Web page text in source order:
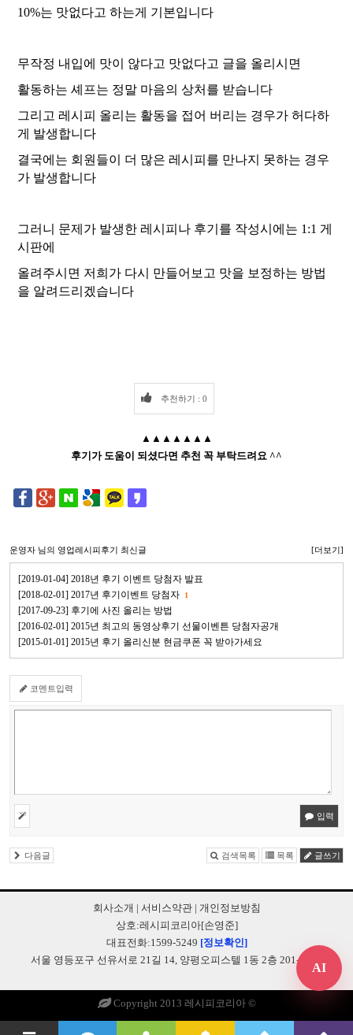
10%는 맛없다고 하는게 기본입니다
무작정 내입에 맛이 않다고 맛없다고 글을 올리시면
활동하는 셰프는 정말 마음의 상처를 받습니다
그리고 레시피 올리는 활동을 접어 버리는 경우가 허다하
게 발생합니다
결국에는 회원들이 더 많은 레시피를 만나지 못하는 경우
가 발생합니다
그러니 문제가 발생한 레시피나 후기를 작성시에는 1:1 게
시판에
올려주시면 저희가 다시 만들어보고 맛을 보정하는 방법
을 알려드리겠습니다
추천하기 : 0
▲▲▲▲▲▲▲
후기가 도움이 되셨다면 추천 꼭 부탁드려요 ^^
운영자 님의 영업레시피후기 최신글 [더보기]
[2019-01-04] 2018년 후기 이벤트 당첨자 발표
[2018-02-01] 2017년 후기이벤트 당첨자
1
[2017-09-23] 후기에 사진 올리는 방법
[2016-02-01] 2015년 최고의 동영상후기 선물이벤튼 당첨자공개
[2015-01-01] 2015년 후기 올리신분 현금쿠폰 꼭 받아가세요
코멘트입력
입력
다음글 검색목록 목록 글쓰기
회사소개 | 서비스약관| 개인정보방침
상호:레시피코리아[손영준]
대표전화:1599-5249 [정보확인]
서울 영등포구 선유서로 21길 14, 양평오피스텔 1동 2층 201-B248
Copyright 2013 레시피코리아 ©
AI